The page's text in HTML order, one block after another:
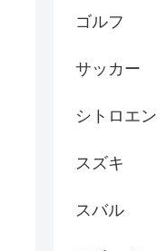
ゴルフ
サッカー
シトロエン
スズキ
スバル